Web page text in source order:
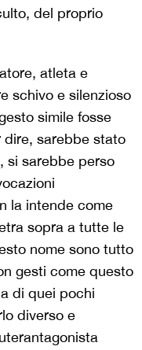
del proprio
atleta e
schivo e silenzioso
simile fosse
sarebbe stato
si sarebbe perso
la intende come
sopra a tutte le
nome sono tutto
gesti come questo
di quei pochi
diverso e